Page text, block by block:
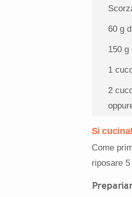
60 g
150 g
1
2
Si cucina!
Come
riposare